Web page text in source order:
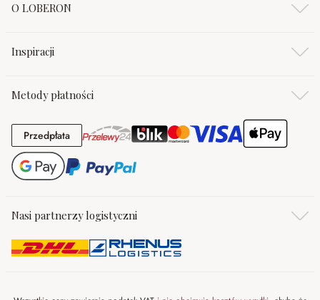
O LOBERON
Inspiracji
Metody płatności
PrzedpłataPrzedpłata
Nasi partnerzy logistyczni